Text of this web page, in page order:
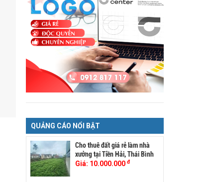
QUẢNG CÁO NỔI BẬT
Cho thuê đất giá rẻ làm nhà
xưởng tại Tiền Hải, Thái Bình
Giá: 10.000.000 đ